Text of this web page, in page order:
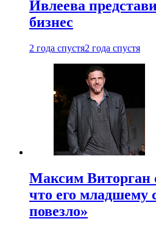
Ивлеева
бизнес
2 года спустя2 года спустя
Максим Виторган
что его младшему
повезло»